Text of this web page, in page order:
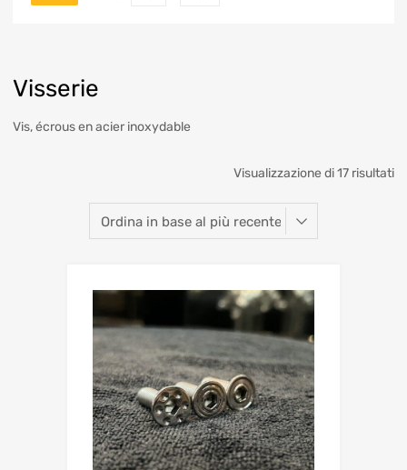
Visserie
Vis, écrous en acier inoxydable
Visualizzazione di 17 risultati